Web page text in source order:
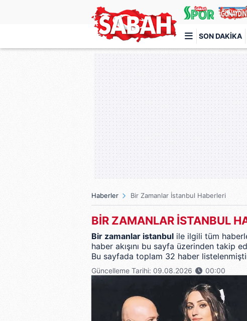
SON DAKIKA
Türkiye'nin en iyi haber sitesi
Haberler Bir Zamanlar İstanbul Haberleri
BİR ZAMANLAR İSTANBUL
Bir zamanlar istanbul ile ilgili tüm
haber akışını bu sayfa üzerinden takip
Bu sayfada toplam 32 haber
Güncelleme Tarihi: 09.08.2026 00:00